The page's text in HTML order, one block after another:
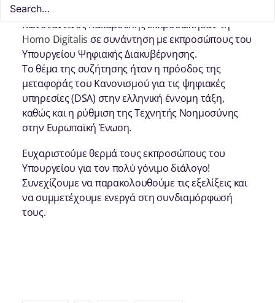
Σήμερα, η Λαμπρινή Γυφτοκώστα και ο
Κωνσταντίνος Κακαβούλης εκπροσώπησαν τη
Homo Digitalis σε συνάντηση με εκπροσώπους του
Υπουργείου Ψηφιακής Διακυβέρνησης.
Το θέμα της συζήτησης ήταν η πρόοδος της
μεταφοράς του Κανονισμού για τις ψηφιακές
υπηρεσίες (DSA) στην ελληνική έννομη τάξη,
καθώς και η ρύθμιση της Τεχνητής Νοημοσύνης
στην Ευρωπαϊκή Ένωση.
Ευχαριστούμε θερμά τους εκπροσώπους του
Υπουργείου για τον πολύ γόνιμο διάλογο!
Συνεχίζουμε να παρακολουθούμε τις εξελίξεις και
να συμμετέχουμε ενεργά στη συνδιαμόρφωσή
τους.